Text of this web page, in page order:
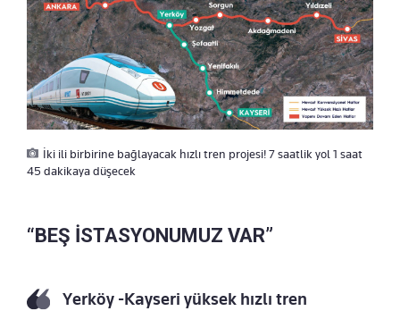
İki ili birbirine bağlayacak hızlı tren projesi! 7 saatlik yol 1 saat
45 dakikaya düşecek
“BEŞ İSTASYONUMUZ VAR”
Yerköy -Kayseri yüksek hızlı tren